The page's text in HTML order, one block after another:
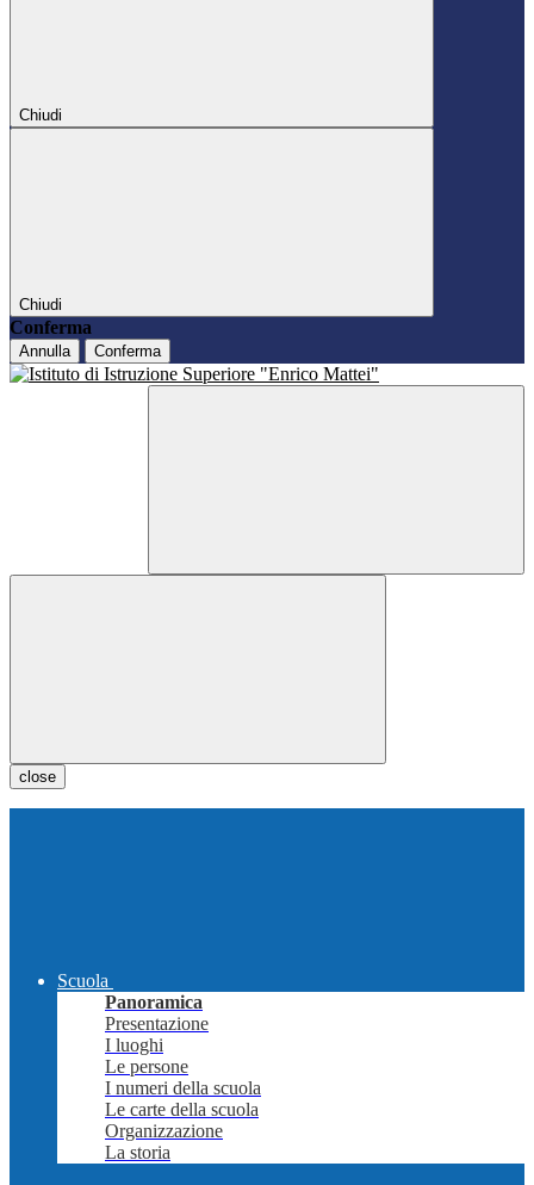
Chiudi
Chiudi
Conferma
Annulla Conferma
close
Scuola
Panoramica
Presentazione
I luoghi
Le persone
I numeri della scuola
Le carte della scuola
Organizzazione
La storia